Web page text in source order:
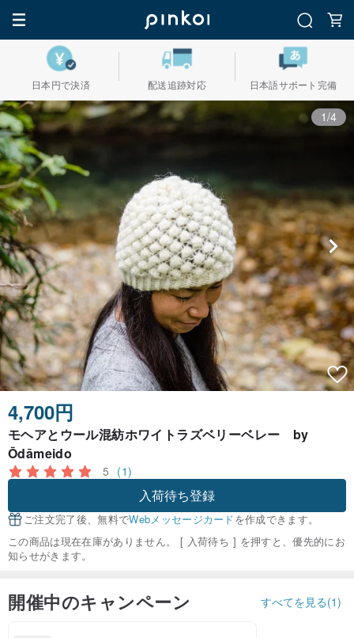
日本円で決済 配送追跡対応 日本語サポート完備
1/4
4,700円
モヘアとウール混紡ホワイトラズベリーベレー by
Ōdāmeido
5 (1)
入荷待ち登録
ご注文完了後、無料でWebメッセージカードを作成できます。
この商品は現在在庫がありません。 [ 入荷待ち ] を押すと、優先的にお
知らせがきます。
開催中のキャンペーン すべてを見る(1)